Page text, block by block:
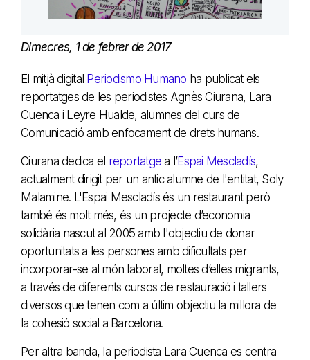
Dimecres, 1 de febrer de 2017
El mitjà digital Periodismo Humano ha publicat els
reportatges de les periodistes Agnès Ciurana, Lara
Cuenca i Leyre Hualde, alumnes del curs de
Comunicació amb enfocament de drets humans.
Ciurana dedica el reportatge a l’Espai Mescladís,
actualment dirigit per un antic alumne de l'entitat, Soly
Malamine. L'Espai Mescladís és un restaurant però
també és molt més, és un projecte d’economia
solidària nascut al 2005 amb l'objectiu de donar
oportunitats a les persones amb dificultats per
incorporar-se al món laboral, moltes d’elles migrants,
a través de diferents cursos de restauració i tallers
diversos que tenen com a últim objectiu la millora de
la cohesió social a Barcelona.
Per altra banda, la periodista Lara Cuenca es centra